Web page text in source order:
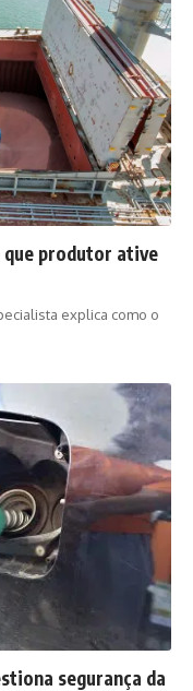
produtor ative
explica como o
segurança da